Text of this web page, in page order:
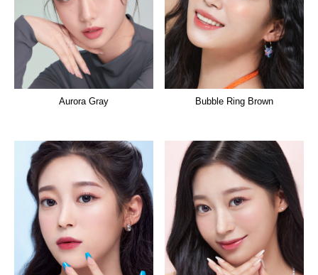
Aurora Gray Bubble Ring Brown